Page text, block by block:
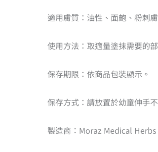
適用膚質：油性、面皰、粉刺
使用方法：取適量塗抹需要的
保存期限：依商品包裝顯示。
保存方式：請放置於幼童伸手
製造商：Moraz Medical